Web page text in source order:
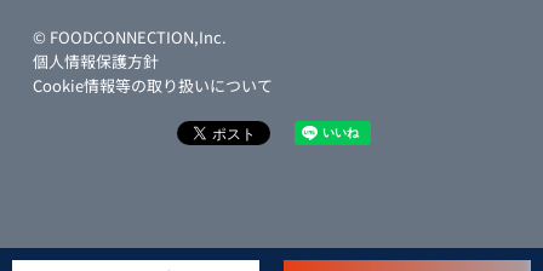
© FOODCONNECTION,Inc.
個人情報保護方針
Cookie情報等の取り扱いについて